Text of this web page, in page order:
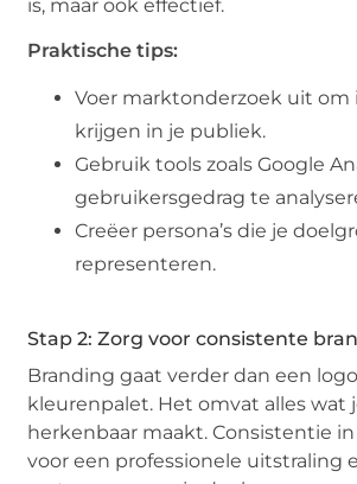
is, maar ook effectief.
Praktische tips:
Voer marktonderzoek uit om
krijgen in je publiek.
Gebruik tools zoals Google
gebruikersgedrag te
Creëer persona’s die je
representeren.
Stap 2: Zorg voor consistente
Branding gaat verder dan een
kleurenpalet. Het omvat alles wat
herkenbaar maakt. Consistentie
voor een professionele uitstraling